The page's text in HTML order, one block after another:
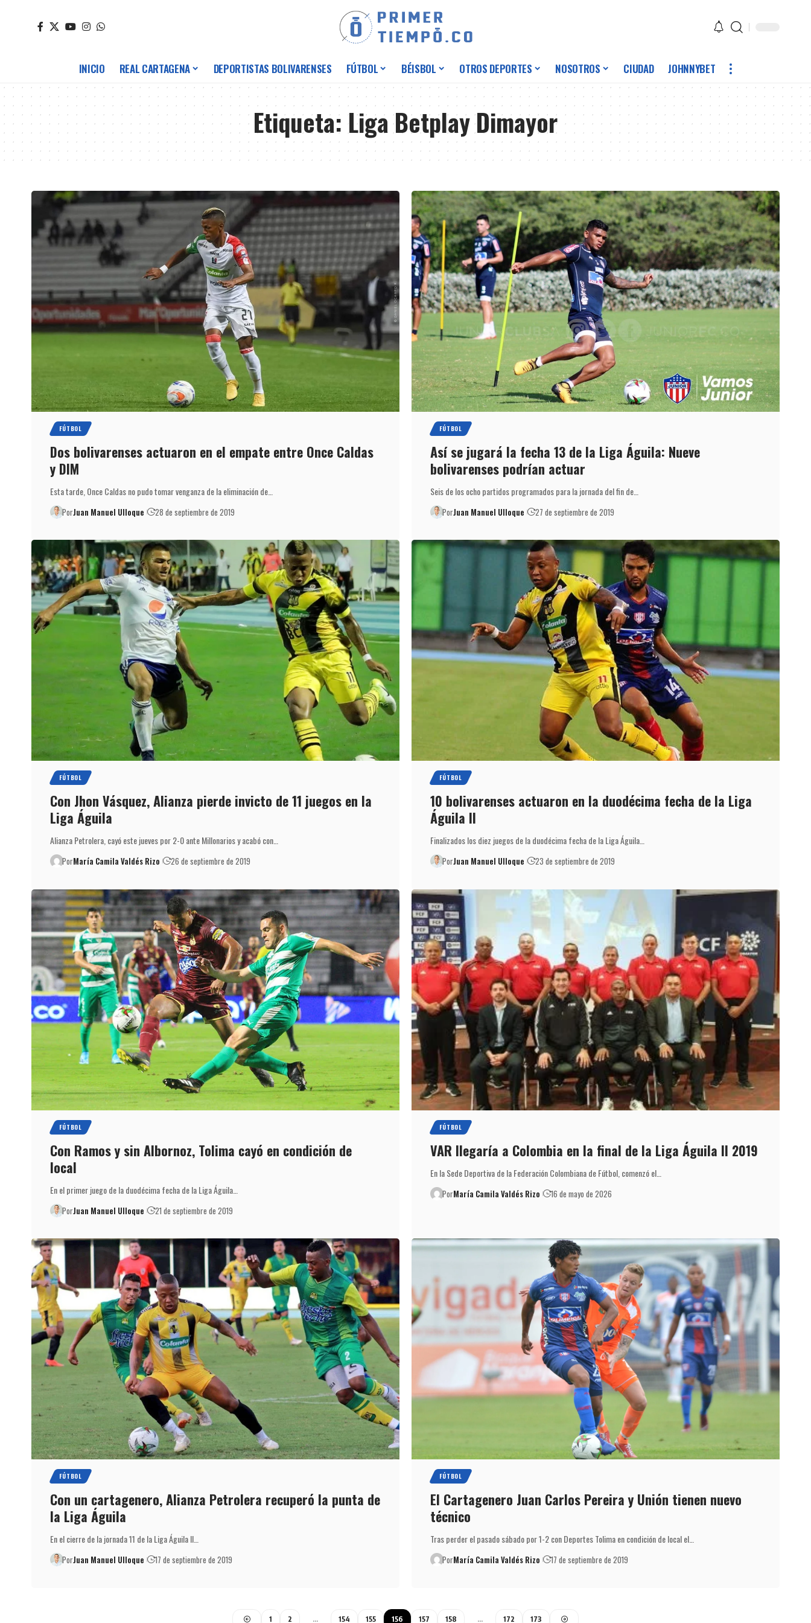
INICIO REAL CARTAGENA DEPORTISTAS BOLIVARENSES FÚTBOL BÉISBOL OTROS DEPORTES NOSOTROS CIUDAD JOHNNYBET
Etiqueta:Liga Betplay Dimayor
FÚTBOL
Dos bolivarenses actuaron en el empate entre Once Caldas
y DIM
Esta tarde, Once Caldas no pudo tomar venganza de la eliminación de…
PorJuan Manuel Ulloque 28 de septiembre de 2019
FÚTBOL
Así se jugará la fecha 13 de la Liga Águila: Nueve
bolivarenses podrían actuar
Seis de los ocho partidos programados para la jornada del fin de…
PorJuan Manuel Ulloque 27 de septiembre de 2019
FÚTBOL
Con Jhon Vásquez, Alianza pierde invicto de 11 juegos en la
Liga Águila
Alianza Petrolera, cayó este jueves por 2-0 ante Millonarios y acabó con…
PorMaría Camila Valdés Rizo 26 de septiembre de 2019
FÚTBOL
10 bolivarenses actuaron en la duodécima fecha de la Liga
Águila II
Finalizados los diez juegos de la duodécima fecha de la Liga Águila…
PorJuan Manuel Ulloque 23 de septiembre de 2019
FÚTBOL
Con Ramos y sin Albornoz, Tolima cayó en condición de
local
En el primer juego de la duodécima fecha de la Liga Águila…
PorJuan Manuel Ulloque 21 de septiembre de 2019
FÚTBOL
VAR llegaría a Colombia en la final de la Liga Águila II 2019
En la Sede Deportiva de la Federación Colombiana de Fútbol, comenzó el…
PorMaría Camila Valdés Rizo 16 de mayo de 2026
FÚTBOL
Con un cartagenero, Alianza Petrolera recuperó la punta de
la Liga Águila
En el cierre de la jornada 11 de la Liga Águila II…
PorJuan Manuel Ulloque 17 de septiembre de 2019
FÚTBOL
El Cartagenero Juan Carlos Pereira y Unión tienen nuevo
técnico
Tras perder el pasado sábado por 1-2 con Deportes Tolima en condición de local el…
PorMaría Camila Valdés Rizo 17 de septiembre de 2019
1 2 … 154 155 156 157 158 … 172 173